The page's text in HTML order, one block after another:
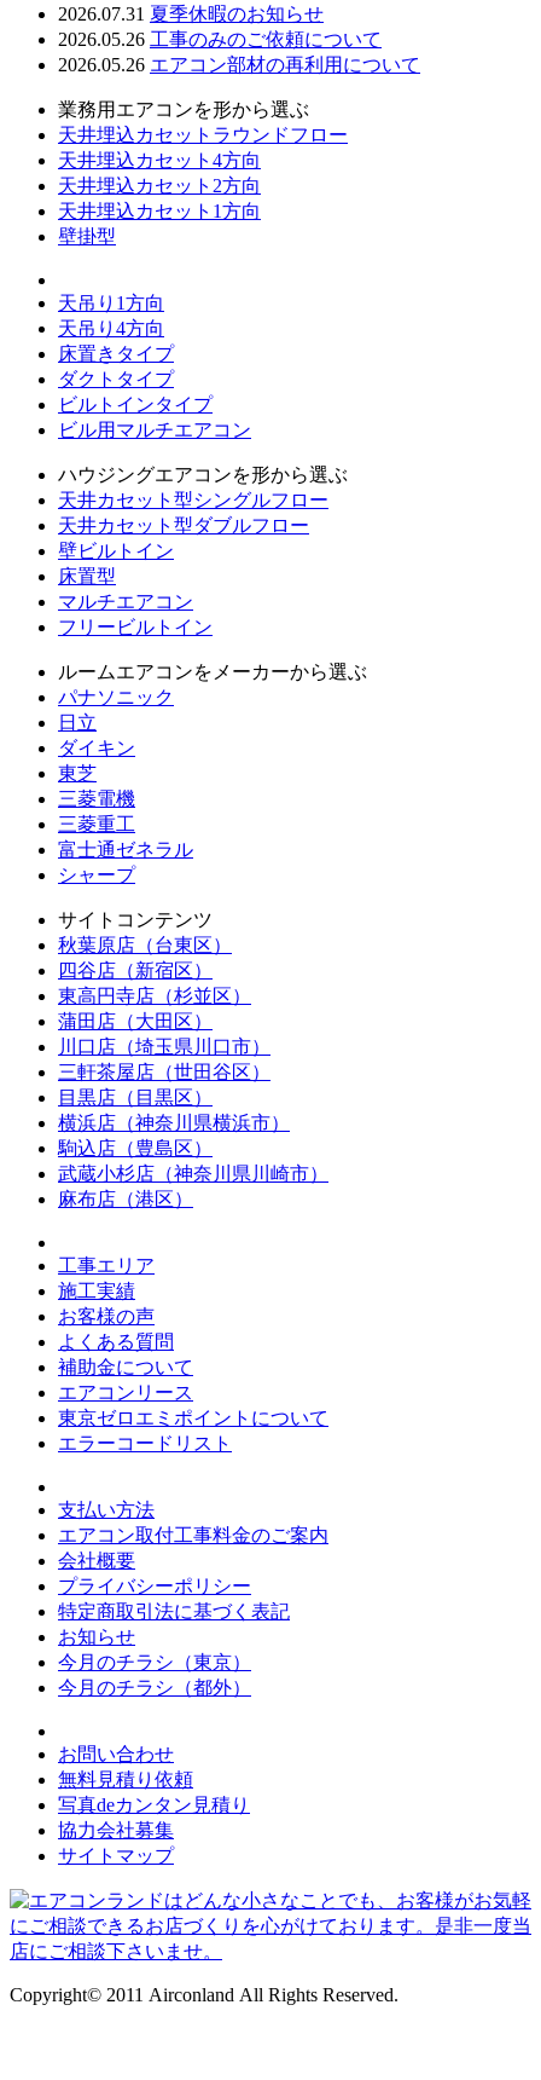
2026.07.31 夏季休暇のお知らせ
2026.05.26 工事のみのご依頼について
2026.05.26 エアコン部材の再利用について
業務用エアコンを形から選ぶ
天井埋込カセットラウンドフロー
天井埋込カセット4方向
天井埋込カセット2方向
天井埋込カセット1方向
壁掛型
天吊り1方向
天吊り4方向
床置きタイプ
ダクトタイプ
ビルトインタイプ
ビル用マルチエアコン
ハウジングエアコンを形から選ぶ
天井カセット型シングルフロー
天井カセット型ダブルフロー
壁ビルトイン
床置型
マルチエアコン
フリービルトイン
ルームエアコンをメーカーから選ぶ
パナソニック
日立
ダイキン
東芝
三菱電機
三菱重工
富士通ゼネラル
シャープ
サイトコンテンツ
秋葉原店（台東区）
四谷店（新宿区）
東高円寺店（杉並区）
蒲田店（大田区）
川口店（埼玉県川口市）
三軒茶屋店（世田谷区）
目黒店（目黒区）
横浜店（神奈川県横浜市）
駒込店（豊島区）
武蔵小杉店（神奈川県川崎市）
麻布店（港区）
工事エリア
施工実績
お客様の声
よくある質問
補助金について
エアコンリース
東京ゼロエミポイントについて
エラーコードリスト
支払い方法
エアコン取付工事料金のご案内
会社概要
プライバシーポリシー
特定商取引法に基づく表記
お知らせ
今月のチラシ（東京）
今月のチラシ（都外）
お問い合わせ
無料見積り依頼
写真deカンタン見積り
協力会社募集
サイトマップ
Copyright© 2011 Airconland All Rights Reserved.